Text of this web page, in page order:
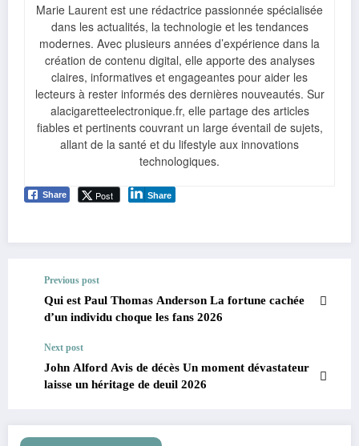
Marie Laurent est une rédactrice passionnée spécialisée
dans les actualités, la technologie et les tendances
modernes. Avec plusieurs années d’expérience dans la
création de contenu digital, elle apporte des analyses
claires, informatives et engageantes pour aider les
lecteurs à rester informés des dernières nouveautés. Sur
alacigaretteelectronique.fr, elle partage des articles
fiables et pertinents couvrant un large éventail de sujets,
allant de la santé et du lifestyle aux innovations
technologiques.
Share Post Share
Previous post
Qui est Paul Thomas Anderson La fortune cachée
d’un individu choque les fans 2026
Next post
John Alford Avis de décès Un moment dévastateur
laisse un héritage de deuil 2026